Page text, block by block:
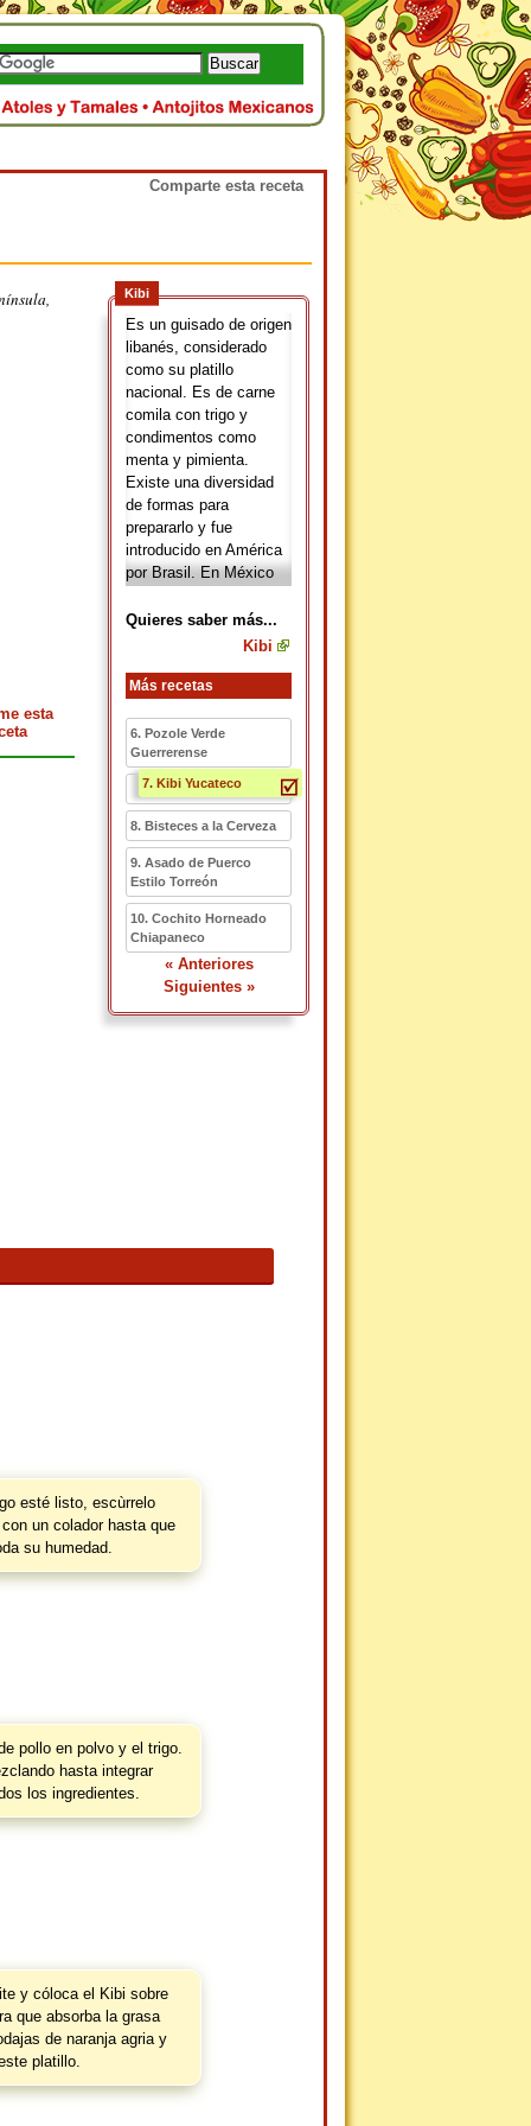
Kibi
Es un guisado de origen
libanés, considerado
como su platillo
nacional. Es de carne
comila con trigo y
condimentos como
menta y pimienta.
Existe una diversidad
de formas para
prepararlo y fue
introducido en América
por Brasil. En México
Yucatán con
Quieres saber más...
Kibi
Más recetas
6. Pozole Verde
Guerrerense
7. Kibi Yucateco
8. Bisteces a la Cerveza
9. Asado de Puerco
Estilo Torreón
10. Cochito Horneado
Chiapaneco
« Anteriores
Siguientes »
esta
esté listo, escùrrelo
un colador hasta que
su humedad.
pollo en polvo y el trigo.
hasta integrar
los ingredientes.
y cóloca el Kibi sobre
que absorba la grasa
de naranja agria y
platillo.
Comparte esta receta